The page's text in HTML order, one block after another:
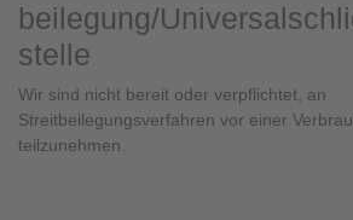
beilegung/
stelle
Wir sind nicht bereit oder verpflichtet, an
Streitbeilegungsverfahren vor einer
teilzunehmen.